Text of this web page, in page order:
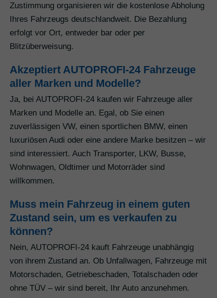
Zustimmung organisieren wir die kostenlose Abholung
Ihres Fahrzeugs deutschlandweit. Die Bezahlung
erfolgt vor Ort, entweder bar oder per
Blitzüberweisung.
Akzeptiert AUTOPROFI-24 Fahrzeuge
aller Marken und Modelle?
Ja, bei AUTOPROFI-24 kaufen wir Fahrzeuge aller
Marken und Modelle an. Egal, ob Sie einen
zuverlässigen VW, einen sportlichen BMW, einen
luxuriösen Audi oder eine andere Marke besitzen – wir
sind interessiert. Auch Transporter, LKW, Busse,
Wohnwagen, Oldtimer und Motorräder sind
willkommen.
Muss mein Fahrzeug in einem guten
Zustand sein, um es verkaufen zu
können?
Nein, AUTOPROFI-24 kauft Fahrzeuge unabhängig
von ihrem Zustand an. Ob Unfallwagen, Fahrzeuge mit
Motorschaden, Getriebeschaden, Totalschaden oder
ohne TÜV – wir sind bereit, Ihr Auto anzunehmen.